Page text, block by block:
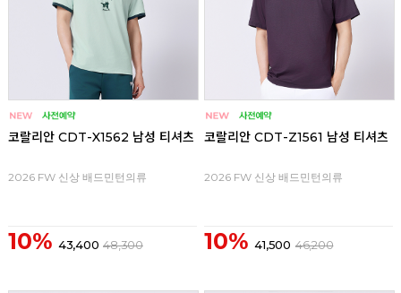
코랄리안 CDT-X1562 남성 티셔츠
2026 FW 신상 배드민턴의류
10% 43,400 48,300
코랄리안 CDT-Z1561 남성 티셔츠
2026 FW 신상 배드민턴의류
10% 41,500 46,200